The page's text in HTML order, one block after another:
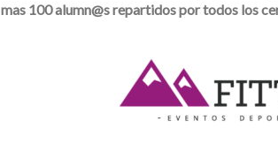
mas 100 alumn@s repartidos por todos los